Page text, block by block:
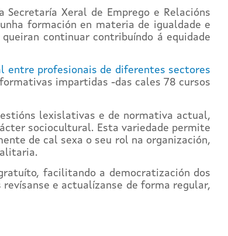
Secretaría Xeral de Emprego e Relacións
formación en materia de igualdade e
continuar contribuíndo á equidade
entre profesionais de diferentes sectores
impartidas -das cales 78 cursos
lexislativas e de normativa actual,
sociocultural. Esta variedade permite
de cal sexa o seu rol na organización,
facilitando a democratización dos
e actualízanse de forma regular,